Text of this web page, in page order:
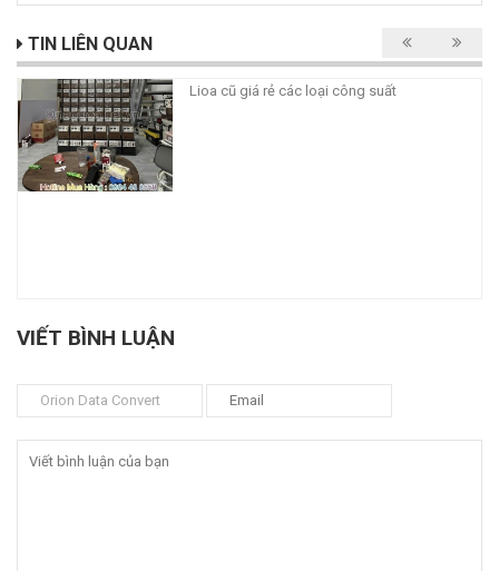
TIN LIÊN QUAN
Lioa cũ giá rẻ các loại công suất
VIẾT BÌNH LUẬN